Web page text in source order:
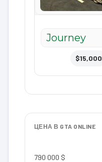
Journey
$15,000
ЦЕНА В GTA ONLINE
790 000 $